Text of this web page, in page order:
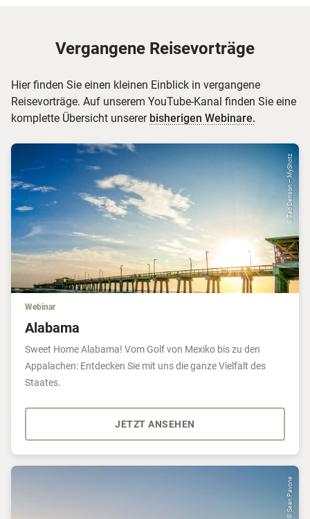
Vergangene Reisevorträge
Hier finden Sie einen kleinen Einblick in vergangene
Reisevorträge. Auf unserem YouTube-Kanal finden Sie eine
komplette Übersicht unserer bisherigen Webinare.
© Tad Denson – MyShotz
Webinar
Alabama
Sweet Home Alabama! Vom Golf von Mexiko bis zu den
Appalachen: Entdecken Sie mit uns die ganze Vielfalt des
Staates.
JETZT ANSEHEN
© Sean Pavone